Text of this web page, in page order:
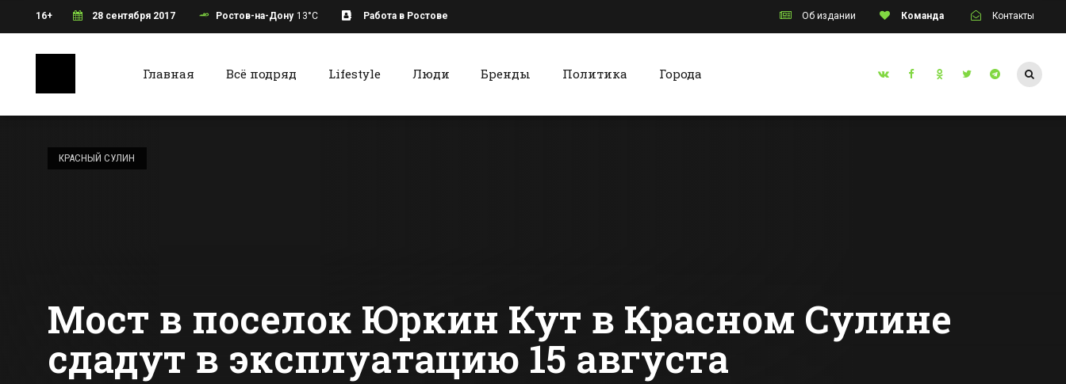
16+ 28 сентября 2017 Ростов-на-Дону 13°C Работа в Ростове Об издании Команда Контакты
Главная Всё подряд Lifestyle Люди Бренды Политика Города
КРАСНЫЙ СУЛИН
Мост в поселок Юркин Кут в Красном Сулине
сдадут в эксплуатацию 15 августа